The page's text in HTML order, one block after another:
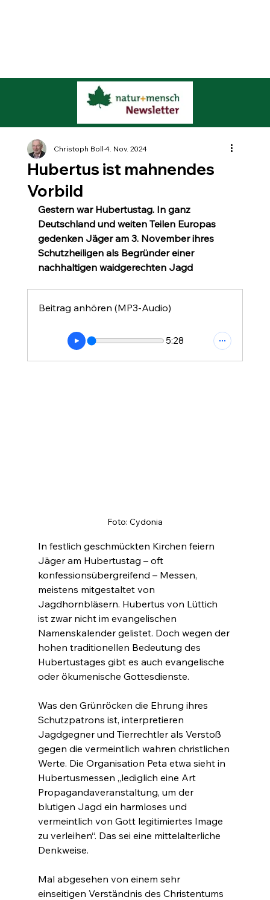
Hubertus ist mahnendes
Vorbild
Christoph Boll4. Nov. 2024
Gestern war Hubertustag. In ganz
Deutschland und weiten Teilen Europas
gedenken Jäger am 3. November ihres
Schutzheiligen als Begründer einer
nachhaltigen waidgerechten Jagd
Beitrag anhören (MP3-Audio)
5:28
Foto: Cydonia
In festlich geschmückten Kirchen feiern
Jäger am Hubertustag – oft
konfessionsübergreifend – Messen,
meistens mitgestaltet von
Jagdhornbläsern. Hubertus von Lüttich
ist zwar nicht im evangelischen
Namenskalender gelistet. Doch wegen der
hohen traditionellen Bedeutung des
Hubertustages gibt es auch evangelische
oder ökumenische Gottesdienste.
Was den Grünröcken die Ehrung ihres
Schutzpatrons ist, interpretieren
Jagdgegner und Tierrechtler als Verstoß
gegen die vermeintlich wahren christlichen
Werte. Die Organisation Peta etwa sieht in
Hubertusmessen „lediglich eine Art
Propagandaveranstaltung, um der
blutigen Jagd ein harmloses und
vermeintlich von Gott legitimiertes Image
zu verleihen“. Das sei eine mittelalterliche
Denkweise.
Mal abgesehen von einem sehr
einseitigen Verständnis des Christentums